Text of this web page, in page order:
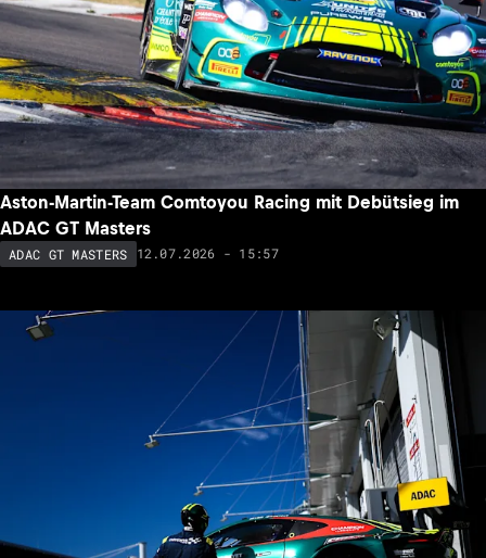
Aston-Martin-Team Comtoyou Racing mit Debütsieg im
ADAC GT Masters
ADAC GT MASTERS 12.07.2026 - 15:57